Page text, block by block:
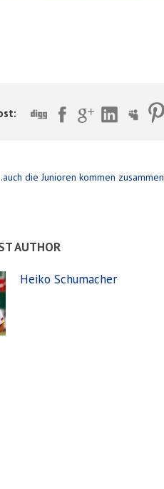
die Junioren kommen zusammen
AUTHOR
Heiko Schumacher